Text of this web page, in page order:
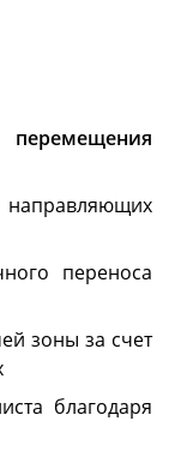
перемещения
направляющих
переноса
зоны за счет
благодаря